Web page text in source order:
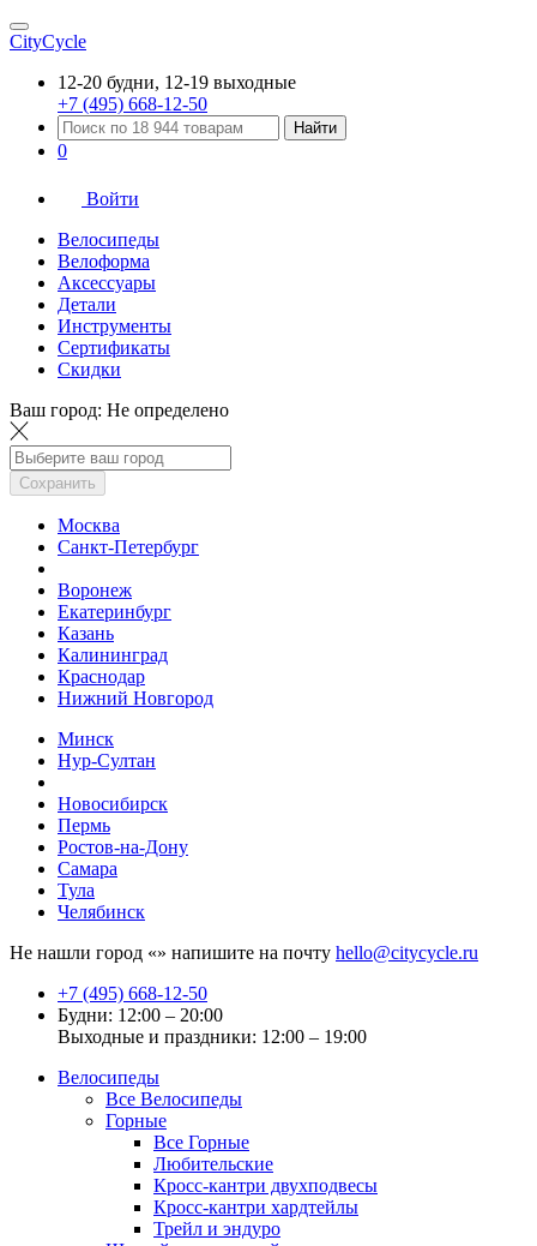
CityCycle
12-20 будни, 12-19 выходные
+7 (495) 668-12-50
Найти
0
Войти
Велосипеды
Велоформа
Аксессуары
Детали
Инструменты
Сертификаты
Скидки
Ваш город: Не определено
Сохранить
Москва
Санкт-Петербург
Воронеж
Екатеринбург
Казань
Калининград
Краснодар
Нижний Новгород
Минск
Нур-Султан
Новосибирск
Пермь
Ростов-на-Дону
Самара
Тула
Челябинск
Не нашли город «» напишите на почту hello@citycycle.ru
+7 (495) 668-12-50
Будни: 12:00 – 20:00
Выходные и праздники: 12:00 – 19:00
Велосипеды
Все Велосипеды
Горные
Все Горные
Любительские
Кросс-кантри двухподвесы
Кросс-кантри хардтейлы
Трейл и эндуро